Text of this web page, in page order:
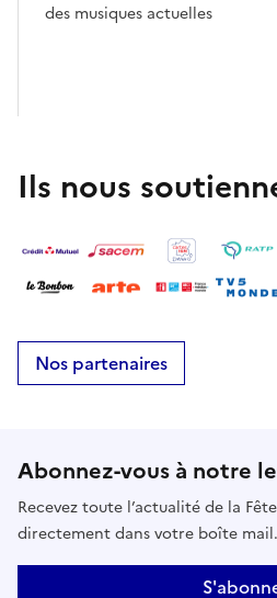
des musiques actuelles
Ils nous
Nos partenaires
Abonnez-vous à notre
Recevez toute l’actualité de la
directement dans votre boîte mail.